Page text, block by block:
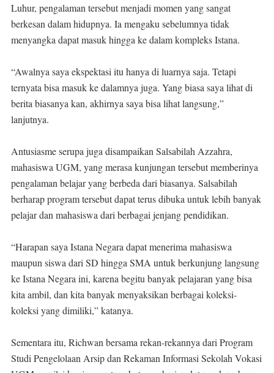
Luhur, pengalaman tersebut menjadi momen yang sangat
berkesan dalam hidupnya. Ia mengaku sebelumnya tidak
menyangka dapat masuk hingga ke dalam kompleks Istana.
“Awalnya saya ekspektasi itu hanya di luarnya saja. Tetapi
ternyata bisa masuk ke dalamnya juga. Yang biasa saya lihat di
berita biasanya kan, akhirnya saya bisa lihat langsung,”
lanjutnya.
Antusiasme serupa juga disampaikan Salsabilah Azzahra,
mahasiswa UGM, yang merasa kunjungan tersebut memberinya
pengalaman belajar yang berbeda dari biasanya. Salsabilah
berharap program tersebut dapat terus dibuka untuk lebih banyak
pelajar dan mahasiswa dari berbagai jenjang pendidikan.
“Harapan saya Istana Negara dapat menerima mahasiswa
maupun siswa dari SD hingga SMA untuk berkunjung langsung
ke Istana Negara ini, karena begitu banyak pelajaran yang bisa
kita ambil, dan kita banyak menyaksikan berbagai koleksi-
koleksi yang dimiliki,” katanya.
Sementara itu, Richwan bersama rekan-rekannya dari Program
Studi Pengelolaan Arsip dan Rekaman Informasi Sekolah Vokasi